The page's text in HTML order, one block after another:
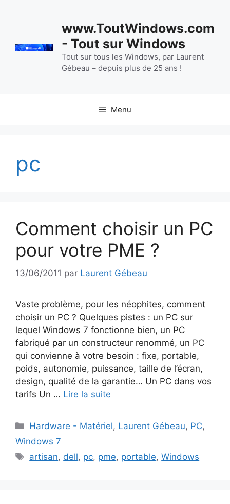
www.ToutWindows.com
- Tout sur Windows
Tout sur tous les Windows, par Laurent
Gébeau – depuis plus de 25 ans !
Menu
pc
Comment choisir un PC
pour votre PME ?
13/06/2011 par Laurent Gébeau
Vaste problème, pour les néophites, comment
choisir un PC ? Quelques pistes : un PC sur
lequel Windows 7 fonctionne bien, un PC
fabriqué par un constructeur renommé, un PC
qui convienne à votre besoin : fixe, portable,
poids, autonomie, puissance, taille de l’écran,
design, qualité de la garantie… Un PC dans vos
tarifs Un … Lire la suite
Catégories
Hardware - Matériel, Laurent Gébeau, PC,
Windows 7
Étiquettes
artisan, dell, pc, pme, portable,Windows